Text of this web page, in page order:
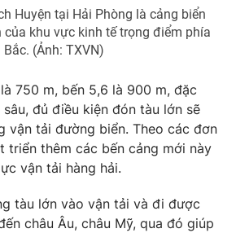
VTV Thể thao
Tấm lòng Việt
Vươn mình bằng AI
VTV8
Huyện tại Hải Phòng là cảng biển
khu vực kinh tế trọng điểm phía
Bắc. (Ảnh: TXVN)
750 m, bến 5,6 là 900 m, đặc
đủ điều kiện đón tàu lớn sẽ
vận tải đường biển. Theo các đơn
triển thêm các bến cảng mới này
vận tải hàng hải.
tàu lớn vào vận tải và đi được
châu Âu, châu Mỹ, qua đó giúp